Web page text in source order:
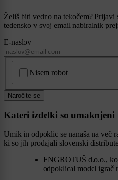
Želiš biti vedno na tekočem? Prijavi
tedensko v svoj email nabiralnik
E-naslov
Nisem robot
Naročite se
Kateri izdelki so umaknjeni
Umik in odpoklic se nanaša na več
ki so jih prodajali slovenski
ENGROTUŠ d.o.o.,
odpoklical model igrač